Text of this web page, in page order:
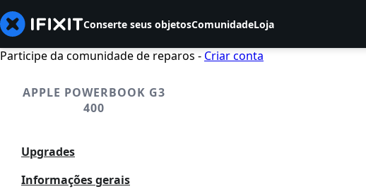
Conserte seus objetosComunidadeLoja
Participe da comunidade de reparos - Criar conta
APPLE POWERBOOK G3
400
Upgrades
Informações gerais